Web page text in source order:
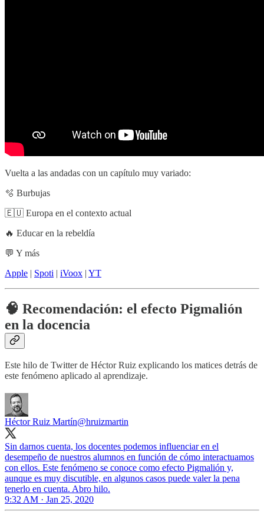
Vuelta a las andadas con un capítulo muy variado:
🫧 Burbujas
🇪🇺 Europa en el contexto actual
🔥 Educar en la rebeldía
💬 Y más
Apple | Spoti | iVoox | YT
🧠 Recomendación: el efecto Pigmalión
en la docencia
Este hilo de Twitter de Héctor Ruiz explicando los matices detrás de
este fenómeno aplicado al aprendizaje.
Héctor Ruiz Martín@hruizmartin
Sin darnos cuenta, los docentes podemos influenciar en el
desempeño de nuestros alumnos en función de cómo interactuamos
con ellos. Este fenómeno se conoce como efecto Pigmalión y,
aunque es muy discutible, en algunos casos puede valer la pena
tenerlo en cuenta. Abro hilo.
9:32 AM · Jan 25, 2020